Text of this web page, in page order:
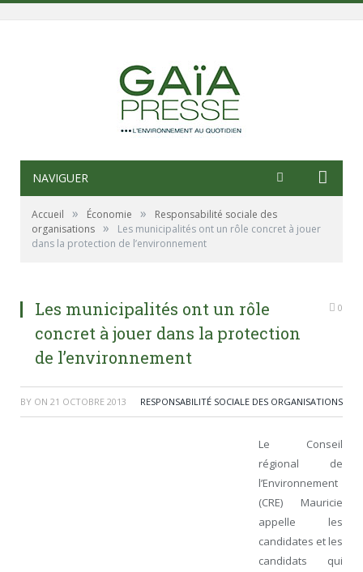
NAVIGUER
Accueil » Économie »
Responsabilité sociale des
organisations »
Les municipalités ont un rôle concret à jouer
dans la protection de l’environnement
Les municipalités ont un rôle
concret à jouer dans la protection
de l’environnement
0
BY ON 21 OCTOBRE 2013 RESPONSABILITÉ SOCIALE DES ORGANISATIONS
Le Conseil
régional de
l’Environnement
(CRE) Mauricie
appelle les
candidates et les
candidats qui